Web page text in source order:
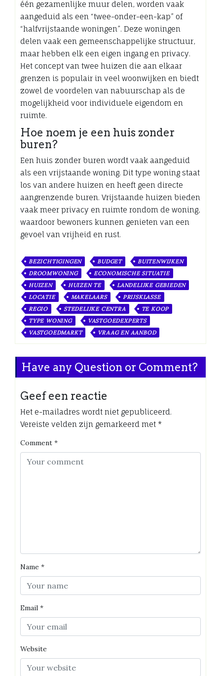
één gezamenlijke muur delen, worden vaak
aangeduid als een “twee-onder-een-kap” of
“halfvrijstaande woningen”. Deze woningen
delen vaak een gemeenschappelijke structuur,
maar hebben elk een eigen ingang en privacy.
Het concept van twee huizen die aan elkaar
grenzen is populair in veel woonwijken en biedt
zowel de voordelen van nabuurschap als de
mogelijkheid voor individuele eigendom en
ruimte.
Hoe noem je een huis zonder
buren?
Een huis zonder buren wordt vaak aangeduid
als een vrijstaande woning. Dit type woning staat
los van andere huizen en heeft geen directe
aangrenzende buren. Vrijstaande huizen bieden
vaak meer privacy en ruimte rondom de woning,
waardoor bewoners kunnen genieten van een
gevoel van vrijheid en rust.
BEZICHTIGINGEN BUDGET
BUITENWIJKEN
DROOMWONING
ECONOMISCHE SITUATIE
HUIZEN
HUIZEN TE
LANDELIJKE GEBIEDEN
LOCATIE
MAKELAARS
PRIJSKLASSE
REGIO
STEDELIJKE CENTRA
TE KOOP
TYPE WONING
VASTGOEDEXPERTS
VASTGOEDMARKT
VRAAG EN AANBOD
Have any Question or Comment?
Geef een reactie
Het e-mailadres wordt niet gepubliceerd.
Vereiste velden zijn gemarkeerd met *
Comment *
Name *
Email *
Website